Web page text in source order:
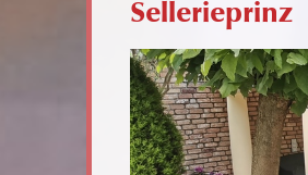
Sellerieprinz